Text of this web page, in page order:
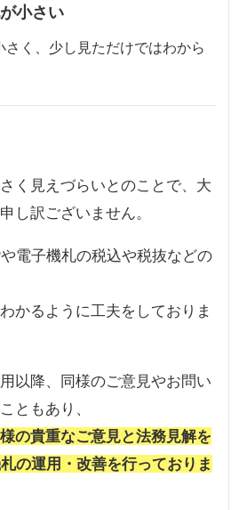
小さい
さく、少し見ただけではわから
く見えづらいとのことで、大
し訳ございません。
電子機札の税込や税抜などの
かるように工夫をしておりま
以降、同様のご意見やお問い
ともあり、
の貴重なご意見と法務見解を
の運用・改善を行っておりま